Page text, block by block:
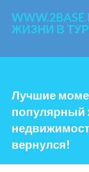
К
ЖИЗНИ В
Лучшие
популярный
вернулся!